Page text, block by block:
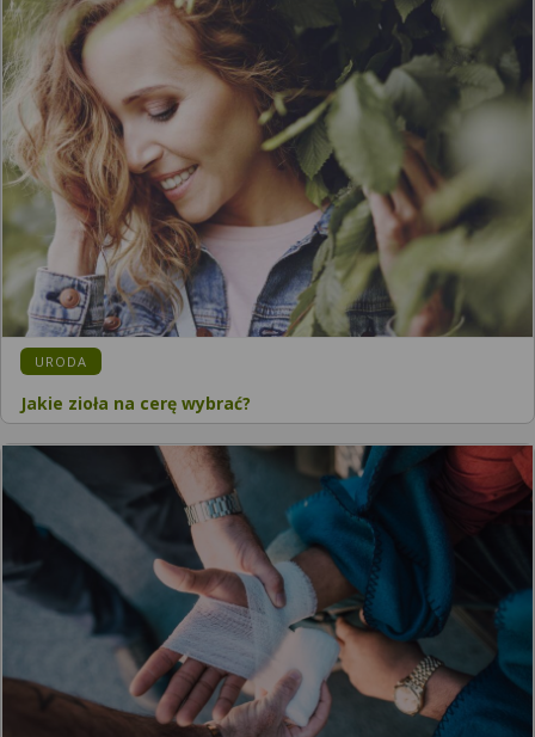
URODA
Jakie zioła na cerę wybrać?